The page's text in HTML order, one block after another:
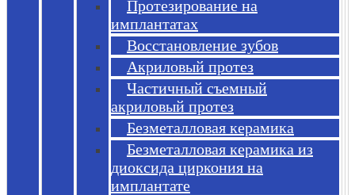
Протезирование на
имплантатах
Восстановление зубов
Акриловый протез
Частичный съемный
акриловый протез
Безметалловая керамика
Безметалловая керамика из
диоксида циркония на
имплантате